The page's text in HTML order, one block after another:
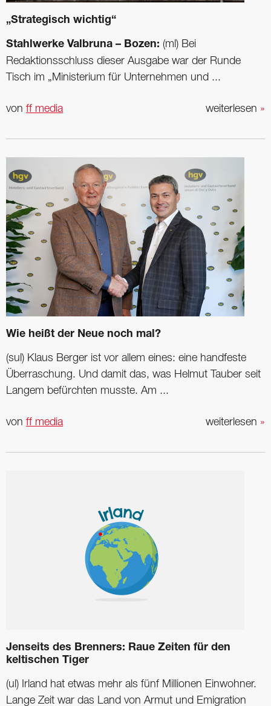
„Strategisch wichtig“
Stahlwerke Valbruna – Bozen: (ml) Bei
Redaktionsschluss dieser Ausgabe war der Runde
Tisch im „Ministerium für Unternehmen und ...
weiterlesen »
von ff media
Wie heißt der Neue noch mal?
(sul) Klaus Berger ist vor allem eines: eine handfeste
Überraschung. Und damit das, was Helmut Tauber seit
Langem befürchten musste. Am ...
weiterlesen »
von ff media
Jenseits des Brenners: Raue Zeiten für den
keltischen Tiger
(ul) Irland hat etwas mehr als fünf Millionen Einwohner.
Lange Zeit war das Land von Armut und Emigration